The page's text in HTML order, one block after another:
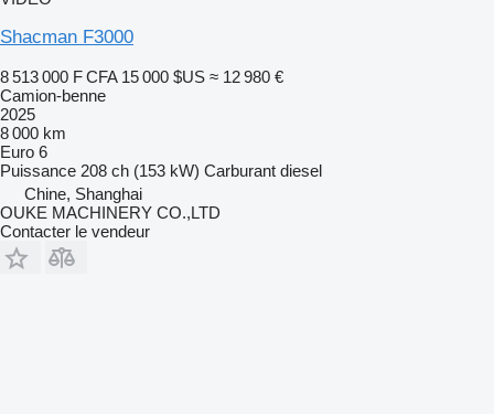
Shacman F3000
8 513 000 F CFA 15 000 $US ≈ 12 980 €
Camion-benne
2025
8 000 km
Euro 6
Puissance 208 ch (153 kW) Carburant diesel
Chine, Shanghai
OUKE MACHINERY CO.,LTD
Contacter le vendeur